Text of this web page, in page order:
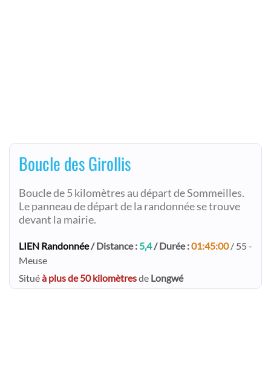
Boucle des Girollis
Boucle de 5 kilomètres au départ de Sommeilles.
Le panneau de départ de la randonnée se trouve
devant la mairie.
LIEN Randonnée/ Distance : 5,4/ Durée :01:45:00/ 55 -
Meuse
Situéà plus de 50 kilomètresde Longwé